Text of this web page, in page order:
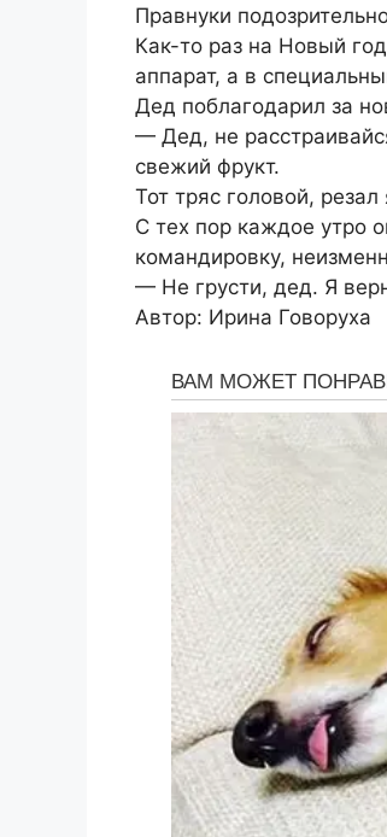
Правнуки
Как-то раз на Новый
аппарат, а в
Дед поблагодарил за
— Дед, не
свежий фрукт.
Тот тряс головой,
С тех пор каждое утро
командировку,
— Не грусти, дед. Я
Автор: Ирина Говоруха